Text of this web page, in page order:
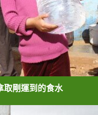
剛運到的食水